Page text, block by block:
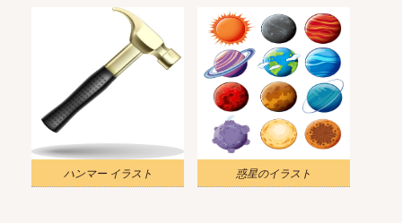
ハンマー イラスト 惑星のイラスト